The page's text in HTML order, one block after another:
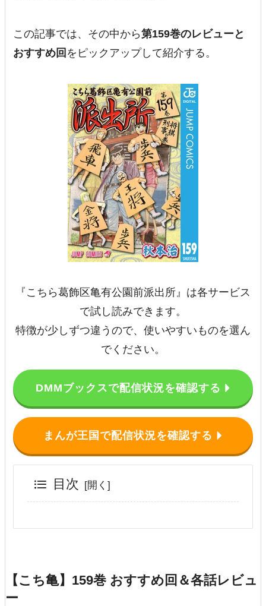
この記事では、その中から第159巻のレビューと
おすすめ回 をピックアップして紹介する。
『こちら葛飾区亀有公園前派出所』は各サービス
で試し読みできます。
特徴が少しずつ違うので、使いやすいものを選ん
でください。
DMMブックスで配信状況を確認する
まんが王国で配信状況を確認する
目次
【こち亀】159巻 おすすめ回＆各話レビュ
ー